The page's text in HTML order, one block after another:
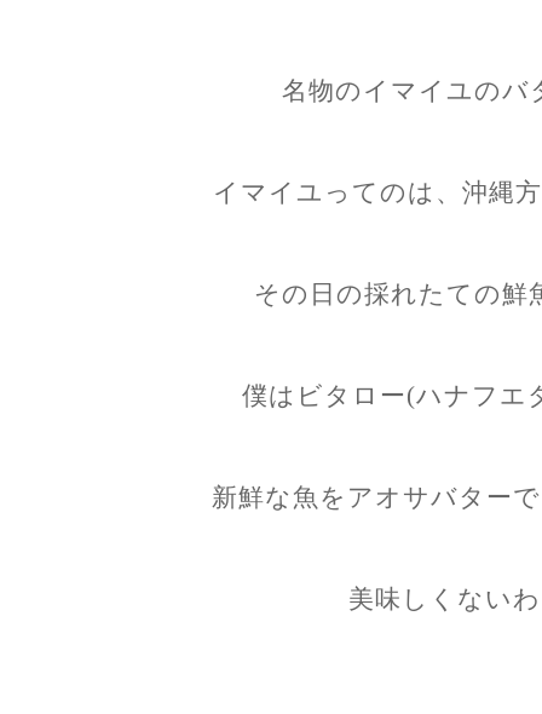
名物のイマイユのバ
イマイユってのは、沖縄
その日の採れたての鮮
僕はビタロー(ハナフエ
新鮮な魚をアオサバター
美味しくない